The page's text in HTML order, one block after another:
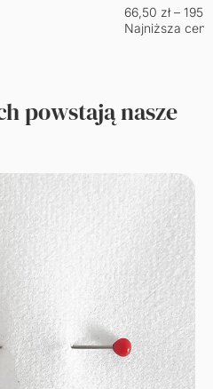
66,50 zł –
Najniższa
powstają nasze